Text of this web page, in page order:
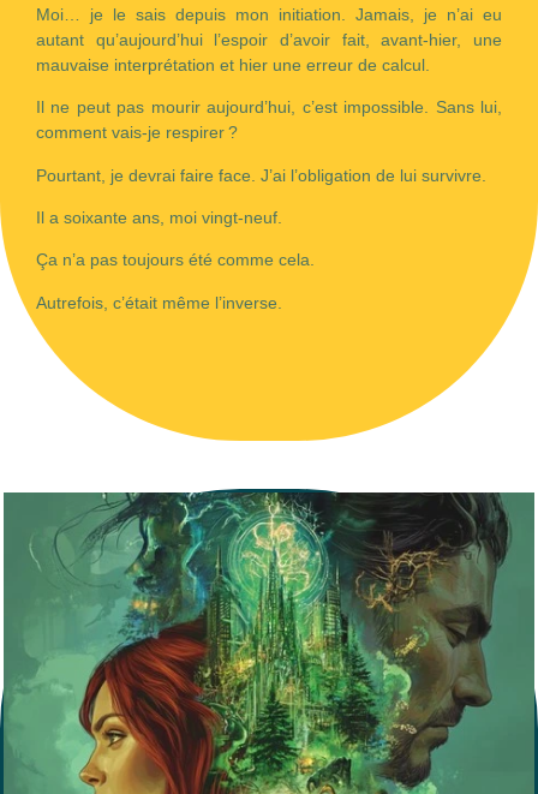
Moi… je le sais depuis mon initiation. Jamais, je n’ai eu
autant qu’aujourd’hui l’espoir d’avoir fait, avant-hier, une
mauvaise interprétation et hier une erreur de calcul.
Il ne peut pas mourir aujourd’hui, c’est impossible. Sans lui,
comment vais-je respirer ?
Pourtant, je devrai faire face. J’ai l’obligation de lui survivre.
Il a soixante ans, moi vingt-neuf.
Ça n’a pas toujours été comme cela.
Autrefois, c’était même l’inverse.